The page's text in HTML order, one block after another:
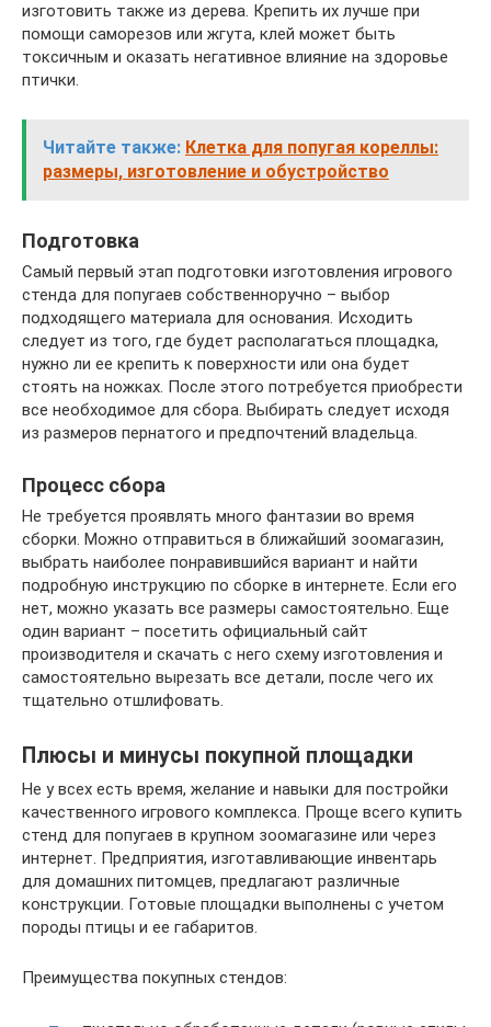
изготовить также из дерева. Крепить их лучше при
помощи саморезов или жгута, клей может быть
токсичным и оказать негативное влияние на здоровье
птички.
Читайте также: Клетка для попугая кореллы:
размеры, изготовление и обустройство
Подготовка
Самый первый этап подготовки изготовления игрового
стенда для попугаев собственноручно – выбор
подходящего материала для основания. Исходить
следует из того, где будет располагаться площадка,
нужно ли ее крепить к поверхности или она будет
стоять на ножках. После этого потребуется приобрести
все необходимое для сбора. Выбирать следует исходя
из размеров пернатого и предпочтений владельца.
Процесс сбора
Не требуется проявлять много фантазии во время
сборки. Можно отправиться в ближайший зоомагазин,
выбрать наиболее понравившийся вариант и найти
подробную инструкцию по сборке в интернете. Если его
нет, можно указать все размеры самостоятельно. Еще
один вариант – посетить официальный сайт
производителя и скачать с него схему изготовления и
самостоятельно вырезать все детали, после чего их
тщательно отшлифовать.
Плюсы и минусы покупной площадки
Не у всех есть время, желание и навыки для постройки
качественного игрового комплекса. Проще всего купить
стенд для попугаев в крупном зоомагазине или через
интернет. Предприятия, изготавливающие инвентарь
для домашних питомцев, предлагают различные
конструкции. Готовые площадки выполнены с учетом
породы птицы и ее габаритов.
Преимущества покупных стендов: